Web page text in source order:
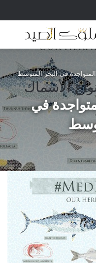
في البحر المتوسط
الأسماك
في